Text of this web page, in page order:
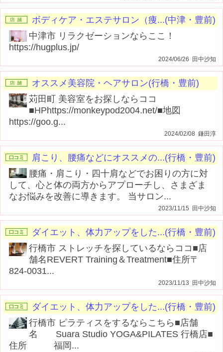
ボディケア・エステサロン（痩...(中津・豊前)
中津市 リラクゼーションならここ！
https://hugplus.jp/
2024/06/26 田中沙知
オススメ美容院・ヘアサロン(行橋・豊前)
苅田町 美容室をお探しならココ
■HPhttps://monkeypod2004.net/■地図
https://goo.g...
2024/02/08 鎌田淳
肩こり、腰痛などにオススメの...(行橋・豊前)
腰痛・肩こり・四十肩などでお困りの方に対
して、心と体の両方からアプローチし、さまざま
なお悩みを改善に導きます。 当サロン...
2023/11/15 田中沙知
ダイエット、体力アップをした...(行橋・豊前)
行橋市 ストレッチを探しているならココ■店
舗名REVERT Training＆Treatment■住所〒
824-0031...
2023/11/13 田中沙知
ダイエット、体力アップをした...(行橋・豊前)
行橋市 ピラティスをするならこちら■店舗
名 Suara Studio YOGA&PILATES 行橋店■
住所 福岡...